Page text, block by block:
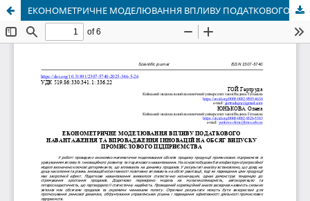
ЕКОНОМЕТРИЧНЕ МОДЕЛЮВАННЯ ВПЛИВУ ПОДАТКОВОГО НАВАНТАЖЕННЯ ТА ВПРОВАДЖЕННЯ ІННОВАЦІЙ НА ОБСЯГ ВИПУСКУ ПРОМИСЛОВОГО ПІДПРИЄМСТВА